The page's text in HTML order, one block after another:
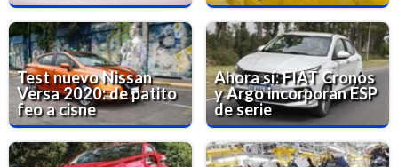
Test nuevo Nissan
Versa 2020: de patito
feo a cisne
Ahora sí: FIAT Cronos
y Argo incorporan ESP
de serie